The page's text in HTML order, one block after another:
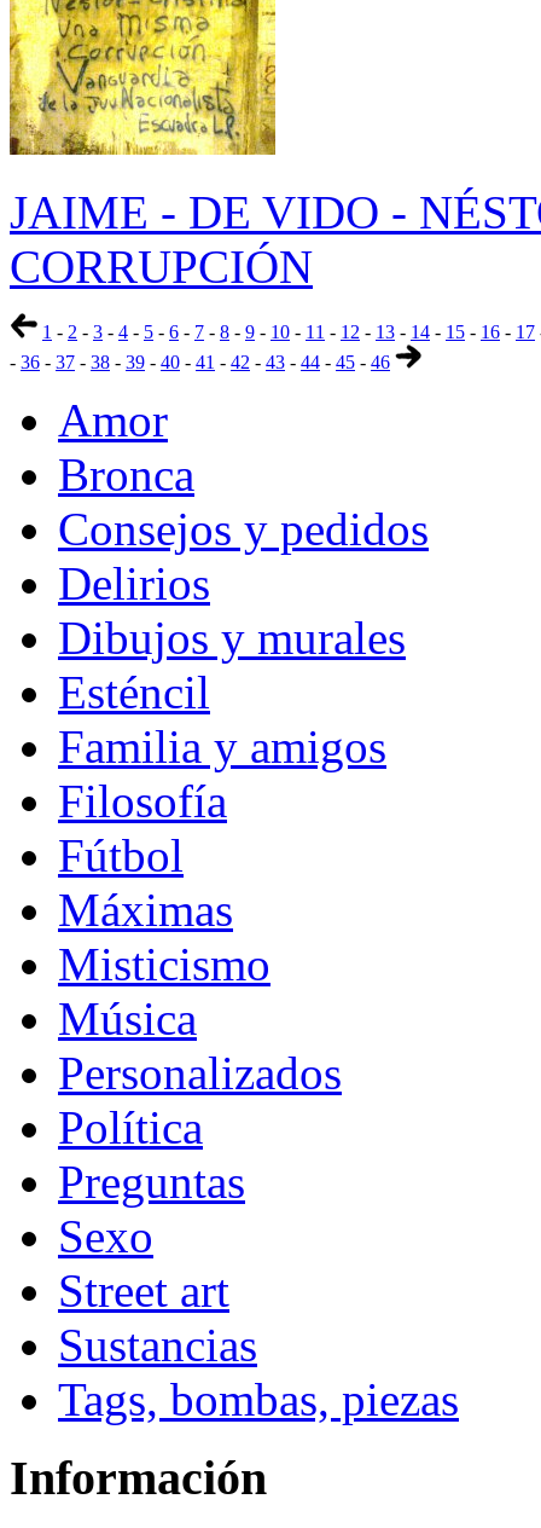
JAIME - DE VIDO -
CORRUPCIÓN
1 - 2 - 3 - 4 - 5 - 6 - 7 - 8 - 9 - 10 - 11 - 12 - 13 - 14 - 15 - 16 - 17
- 36 - 37 - 38 - 39 - 40 - 41 - 42 - 43 - 44 - 45 - 46
Amor
Bronca
Consejos y pedidos
Delirios
Dibujos y murales
Esténcil
Familia y amigos
Filosofía
Fútbol
Máximas
Misticismo
Música
Personalizados
Política
Preguntas
Sexo
Street art
Sustancias
Tags, bombas, piezas
Información